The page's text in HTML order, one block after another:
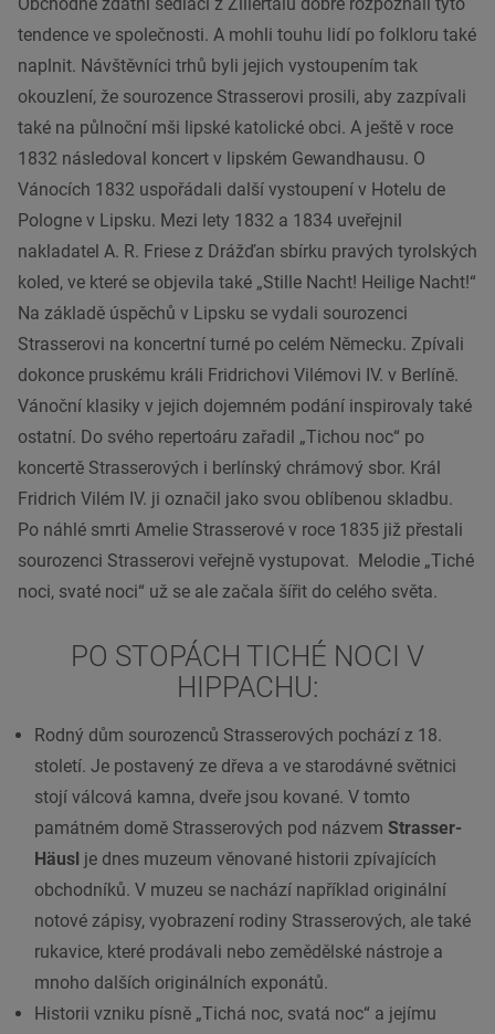
tendence ve společnosti. A mohli touhu lidí po folkloru také
naplnit. Návštěvníci trhů byli jejich vystoupením tak
okouzlení, že sourozence Strasserovi prosili, aby zazpívali
také na půlnoční mši lipské katolické obci. A ještě v roce
1832 následoval koncert v lipském Gewandhausu. O
Vánocích 1832 uspořádali další vystoupení v Hotelu de
Pologne v Lipsku. Mezi lety 1832 a 1834 uveřejnil
nakladatel A. R. Friese z Drážďan sbírku pravých tyrolských
koled, ve které se objevila také „Stille Nacht! Heilige Nacht!“
Na základě úspěchů v Lipsku se vydali sourozenci
Strasserovi na koncertní turné po celém Německu. Zpívali
dokonce pruskému králi Fridrichovi Vilémovi IV. v Berlíně.
Vánoční klasiky v jejich dojemném podání inspirovaly také
ostatní. Do svého repertoáru zařadil „Tichou noc“ po
koncertě Strasserových i berlínský chrámový sbor. Král
Fridrich Vilém IV. ji označil jako svou oblíbenou skladbu.
Po náhlé smrti Amelie Strasserové v roce 1835 již přestali
sourozenci Strasserovi veřejně vystupovat. Melodie „Tiché
noci, svaté noci“ už se ale začala šířit do celého světa.
PO STOPÁCH TICHÉ NOCI V
HIPPACHU:
Rodný dům sourozenců Strasserových pochází z 18.
století. Je postavený ze dřeva a ve starodávné světnici
stojí válcová kamna, dveře jsou kované. V tomto
památném domě Strasserových pod názvem Strasser-
Häusl je dnes muzeum věnované historii zpívajících
obchodníků. V muzeu se nachází například originální
notové zápisy, vyobrazení rodiny Strasserových, ale také
rukavice, které prodávali nebo zemědělské nástroje a
mnoho dalších originálních exponátů.
Historii vzniku písně „Tichá noc, svatá noc“ a jejímu